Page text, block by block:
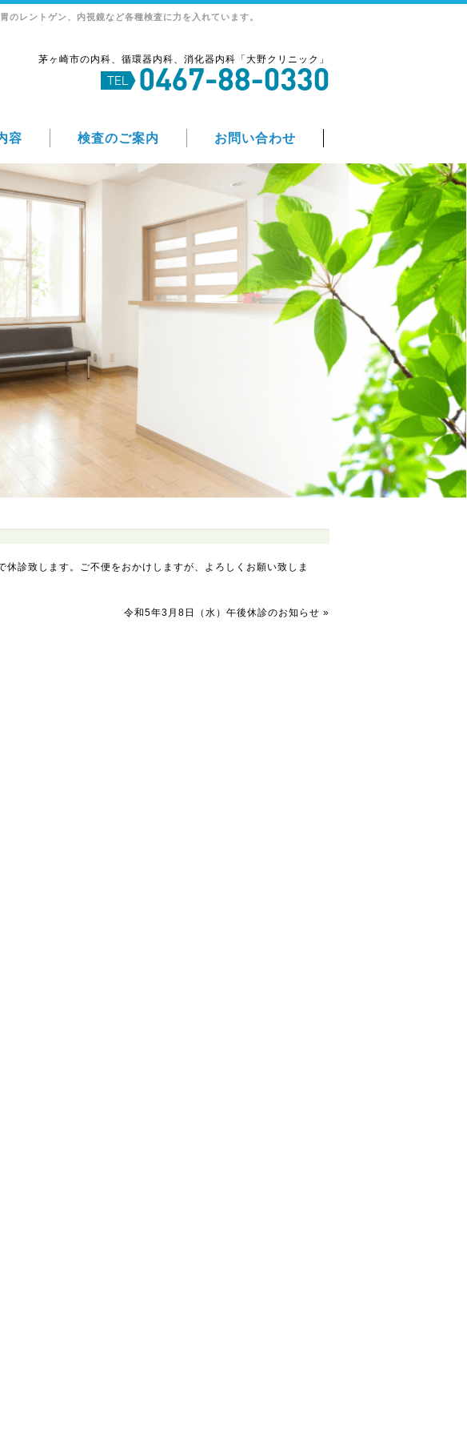
レントゲン、内視鏡など各種検査に力を入れています。
茅ヶ崎市の内科、循環器内科、消化器内科「大野クリニック」
容 検査のご案内 お問い合わせ
診致します。ご不便をおかけしますが、よろしくお願い致しま
令和5年3月8日（水）午後休診のお知らせ »